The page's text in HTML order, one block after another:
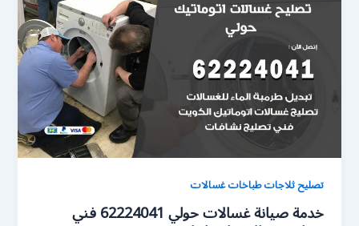
تصليح ثلاجات طباخات غسالات
خدمة صيانة غسالات حولي 62224041 فني